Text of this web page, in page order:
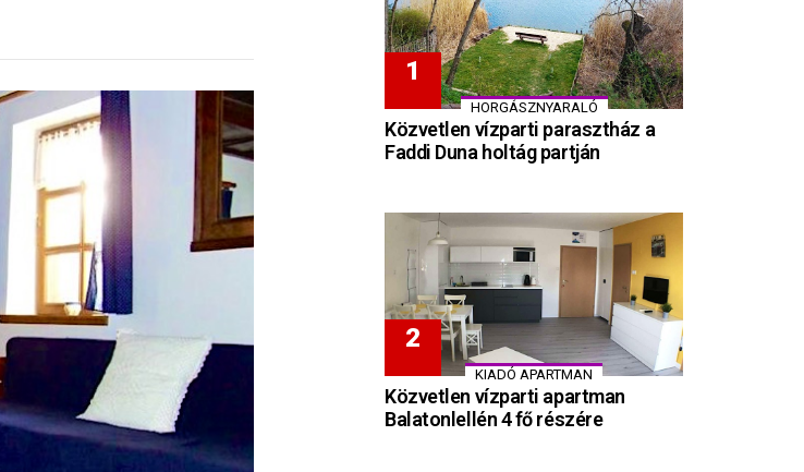
HORGÁSZNYARALÓ
Közvetlen vízparti parasztház a
Faddi Duna holtág partján
KIADÓ APARTMAN
Közvetlen vízparti apartman
Balatonlellén 4 fő részére